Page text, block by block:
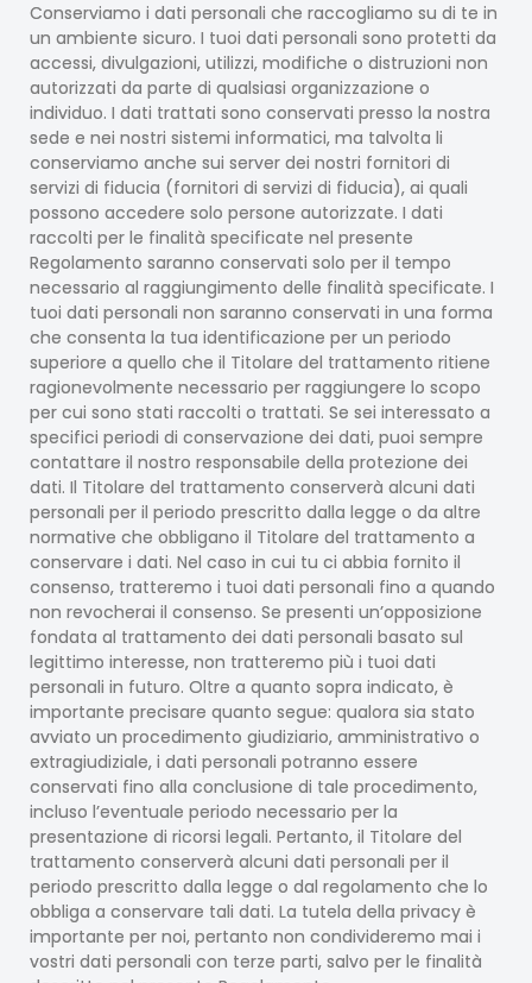
Conserviamo i dati personali che raccogliamo su di te in
un ambiente sicuro. I tuoi dati personali sono protetti da
accessi, divulgazioni, utilizzi, modifiche o distruzioni non
autorizzati da parte di qualsiasi organizzazione o
individuo. I dati trattati sono conservati presso la nostra
sede e nei nostri sistemi informatici, ma talvolta li
conserviamo anche sui server dei nostri fornitori di
servizi di fiducia (fornitori di servizi di fiducia), ai quali
possono accedere solo persone autorizzate. I dati
raccolti per le finalità specificate nel presente
Regolamento saranno conservati solo per il tempo
necessario al raggiungimento delle finalità specificate. I
tuoi dati personali non saranno conservati in una forma
che consenta la tua identificazione per un periodo
superiore a quello che il Titolare del trattamento ritiene
ragionevolmente necessario per raggiungere lo scopo
per cui sono stati raccolti o trattati. Se sei interessato a
specifici periodi di conservazione dei dati, puoi sempre
contattare il nostro responsabile della protezione dei
dati. Il Titolare del trattamento conserverà alcuni dati
personali per il periodo prescritto dalla legge o da altre
normative che obbligano il Titolare del trattamento a
conservare i dati. Nel caso in cui tu ci abbia fornito il
consenso, tratteremo i tuoi dati personali fino a quando
non revocherai il consenso. Se presenti un’opposizione
fondata al trattamento dei dati personali basato sul
legittimo interesse, non tratteremo più i tuoi dati
personali in futuro. Oltre a quanto sopra indicato, è
importante precisare quanto segue: qualora sia stato
avviato un procedimento giudiziario, amministrativo o
extragiudiziale, i dati personali potranno essere
conservati fino alla conclusione di tale procedimento,
incluso l’eventuale periodo necessario per la
presentazione di ricorsi legali. Pertanto, il Titolare del
trattamento conserverà alcuni dati personali per il
periodo prescritto dalla legge o dal regolamento che lo
obbliga a conservare tali dati. La tutela della privacy è
importante per noi, pertanto non condivideremo mai i
vostri dati personali con terze parti, salvo per le finalità